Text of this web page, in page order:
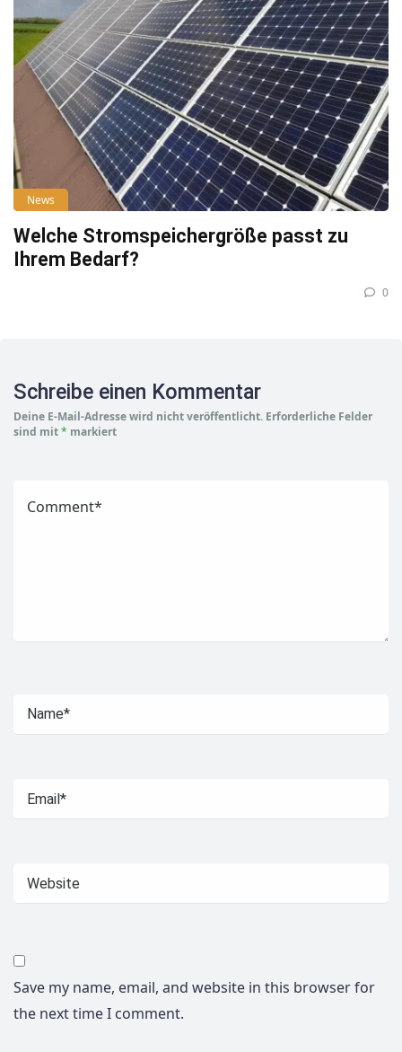
News
Welche Stromspeichergröße passt zu
Ihrem Bedarf?
0
Schreibe einen Kommentar
Deine E-Mail-Adresse wird nicht veröffentlicht. Erforderliche Felder
sind mit* markiert
Save my name, email, and website in this browser for
the next time I comment.